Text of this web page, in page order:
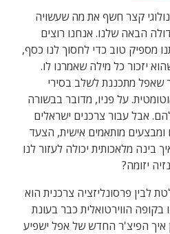
דיווח טכנולוגי קצר חשף את מה שעשויה
הבאה שלנו. אנחנו רוצים
מספיק טוב כדי לחסוך לנו כסף,
יזכור כל מילה שאמרנו לו.
שאפל מתכננת לשלב בסירי
על פניו, מדובר בבשורה
אבל עבור צרכנים ישראלים
מותאמים אישית, הצעד
מלאכותית יכולה לעזור לנו
יזומה?
לבין פרסונליזציה צרכנית הוא
בקופה הווירטואלית כבר בעונת
איך הפיצ'ר החדש של אפל ישפיע